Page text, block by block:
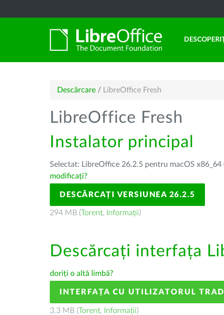
Descărcare / LibreOffice Fresh
LibreOffice Fresh
Instalator principal
Selectat: LibreOffice 26.2.5 pentru macOS x86_64
modificați?
DESCĂRCAȚI VERSIUNEA 26.2.5
294 MB (Torent, Informații)
Descărcați interfața
doriți o altă limbă?
INTERFAȚA CU UTILIZATORUL
3.3 MB (Torent, Informații)